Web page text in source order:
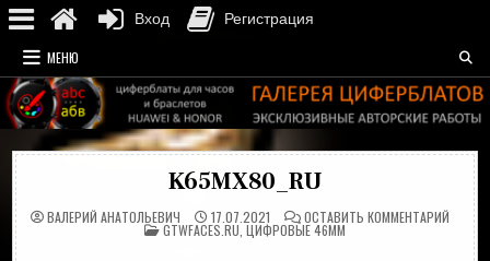
Перейти
к
содержимому
МЕНЮ
K65MX80_RU
ВАЛЕРИЙ АНАТОЛЬЕВИЧ 17.07.2021 ОСТАВИТЬ КОММЕНТАРИЙНА
ОПУБЛИКОВАНО
В
GTWFACES.RU ЦИФРОВЫЕ 46MM
Вход Регистрация